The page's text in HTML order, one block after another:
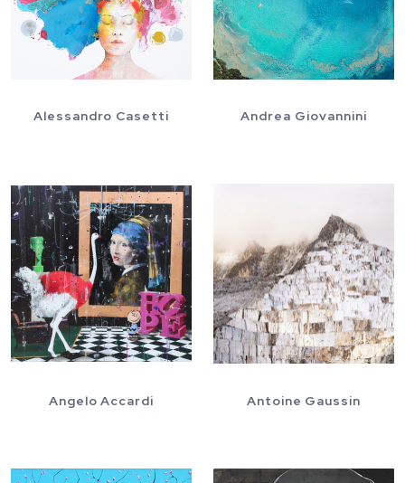
Alessandro Casetti Andrea Giovannini
Angelo Accardi Antoine Gaussin